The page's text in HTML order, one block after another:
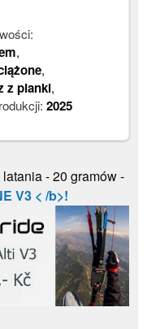
,
,
z pianki,
2025
- 20 gramów -
V3 < /b>!